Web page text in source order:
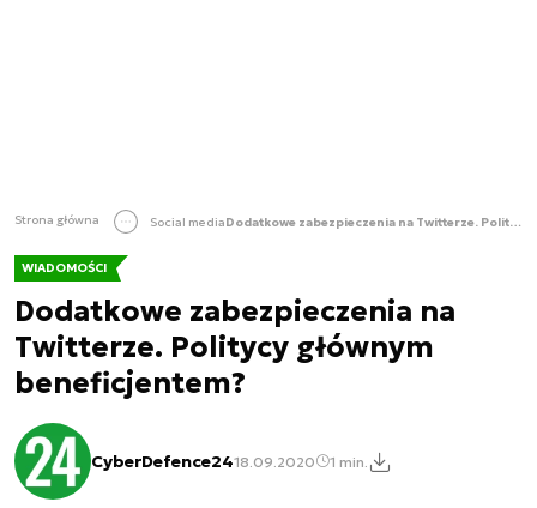
Strona główna Social media Dodatkowe zabezpieczenia na Twitterze. Politycy głównym beneficjentem?
WIADOMOŚCI
Dodatkowe zabezpieczenia na
Twitterze. Politycy głównym
beneficjentem?
CyberDefence2418.09.2020 1 min.